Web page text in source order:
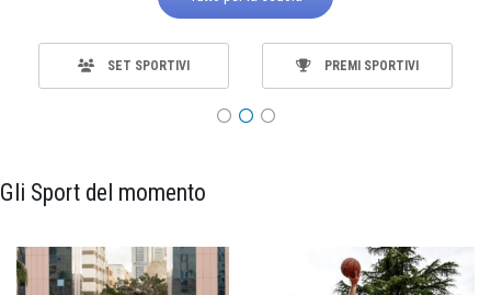
SET SPORTIVI PREMI SPORTIVI
Gli Sport del momento